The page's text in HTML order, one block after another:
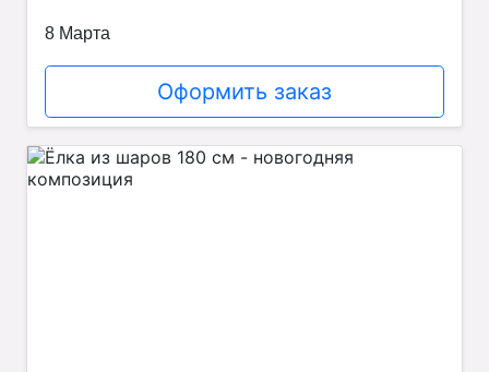
8 Марта
Оформить заказ